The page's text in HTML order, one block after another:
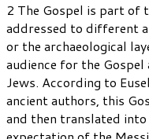
2 The Gospel is part of
addressed to different
or the archaeological
audience for the
Jews. According to
ancient authors, this
and then translated into